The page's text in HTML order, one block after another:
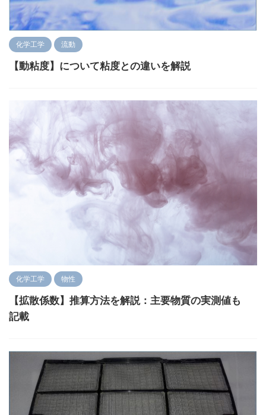
化学工学 流動
【動粘度】について粘度との違いを解説
化学工学 物性
【拡散係数】推算方法を解説：主要物質の実測値も
記載